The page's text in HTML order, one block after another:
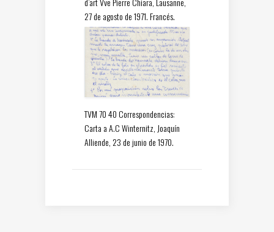
27 de agosto de 1971. Francés.
TVM 70 40 Correspondencias:
Carta a A.C Winternitz, Joaquín
Alliende, 23 de junio de 1970.